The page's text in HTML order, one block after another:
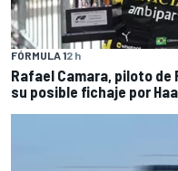
FÓRMULA 12 h
Rafael Camara, piloto de
su posible fichaje por